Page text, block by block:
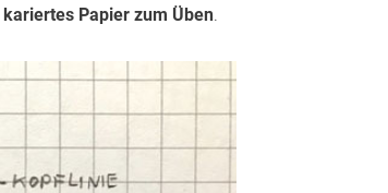
kariertes Papier zum Üben.